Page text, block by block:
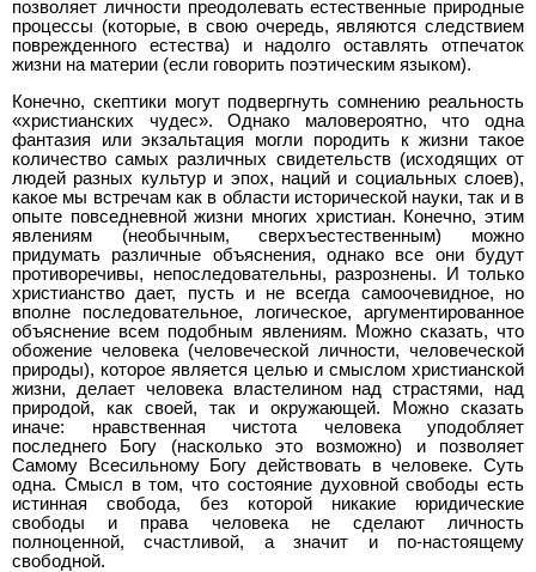
позволяет личности преодолевать естественные природные
процессы (которые, в свою очередь, являются следствием
поврежденного естества) и надолго оставлять отпечаток
жизни на материи (если говорить поэтическим языком).
Конечно, скептики могут подвергнуть сомнению реальность
«христианских чудес». Однако маловероятно, что одна
фантазия или экзальтация могли породить к жизни такое
количество самых различных свидетельств (исходящих от
людей разных культур и эпох, наций и социальных слоев),
какое мы встречам как в области исторической науки, так и в
опыте повседневной жизни многих христиан. Конечно, этим
явлениям (необычным, сверхъестественным) можно
придумать различные объяснения, однако все они будут
противоречивы, непоследовательны, разрознены. И только
христианство дает, пусть и не всегда самоочевидное, но
вполне последовательное, логическое, аргументированное
объяснение всем подобным явлениям. Можно сказать, что
обожение человека (человеческой личности, человеческой
природы), которое является целью и смыслом христианской
жизни, делает человека властелином над страстями, над
природой, как своей, так и окружающей. Можно сказать
иначе: нравственная чистота человека уподобляет
последнего Богу (насколько это возможно) и позволяет
Самому Всесильному Богу действовать в человеке. Суть
одна. Смысл в том, что состояние духовной свободы есть
истинная свобода, без которой никакие юридические
свободы и права человека не сделают личность
полноценной, счастливой, а значит и по-настоящему
свободной.